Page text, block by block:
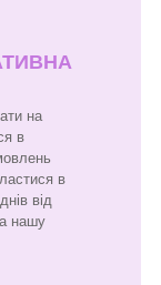
на
в
в
від
нашу